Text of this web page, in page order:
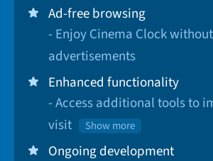
Ad-free browsing
- Enjoy Cinema Clock without
advertisements
Enhanced functionality
- Access additional tools to
visit
Show more
Ongoing development